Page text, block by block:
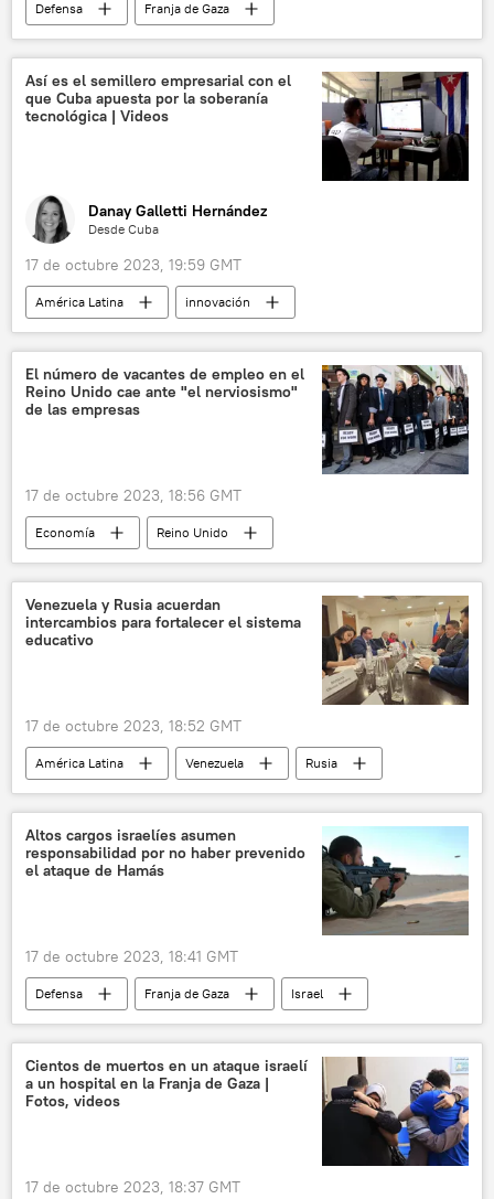
Defensa
Franja de Gaza
📰 Conflicto palestino-israelí
🛡️ Zonas de conflicto
Así es el semillero empresarial con el
que Cuba apuesta por la soberanía
tecnológica | Videos
Danay Galletti Hernández
Desde Cuba
17 de octubre 2023, 19:59 GMT
América Latina
innovación
emprendedores
empresas emergentes
empresas estatales
empresa
🏛️ Compañías
Cuba
La Habana
El número de vacantes de empleo en el
Reino Unido cae ante "el nerviosismo"
de las empresas
17 de octubre 2023, 18:56 GMT
Economía
Reino Unido
mercado laboral
🌍 Europa
precarización
estadísticas
📈 Mercados y finanzas
Venezuela y Rusia acuerdan
intercambios para fortalecer el sistema
educativo
17 de octubre 2023, 18:52 GMT
América Latina Venezuela
Rusia
educación
Altos cargos israelíes asumen
responsabilidad por no haber prevenido
el ataque de Hamás
17 de octubre 2023, 18:41 GMT
Defensa Franja de Gaza
Israel
Hamás
Fuerzas de Defensa de Israel (FDI)
🌍 Oriente Medio
🛡️ Zonas de conflicto
📰 Conflicto palestino-israelí
Cientos de muertos en un ataque israelí
a un hospital en la Franja de Gaza |
Fotos, videos
17 de octubre 2023, 18:37 GMT